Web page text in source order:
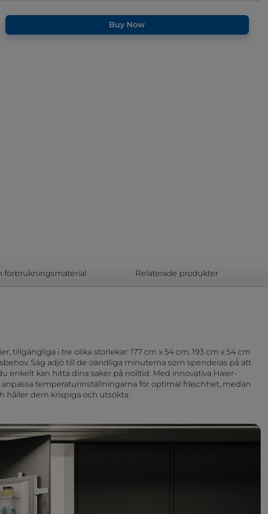
Buy Now
förbrukningsmaterial Relaterade produkter
tillgängliga i tre olika storlekar: 177 cm x 54 cm, 193 cm x 54 cm
Säg adjö till de oändliga minuterna som spenderas på att
enkelt kan hitta dina saker på nolltid. Med innovativa Haier-
temperaturinställningarna för optimal fräschhet, medan
håller dem krispiga och utsökta.